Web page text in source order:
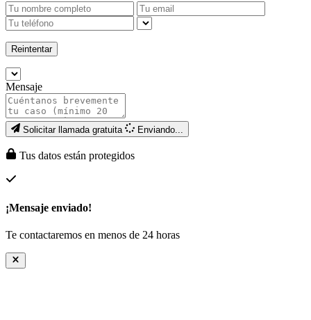
Reintentar
Mensaje
Solicitar llamada gratuita Enviando...
Tus datos están protegidos
¡Mensaje enviado!
Te contactaremos en menos de 24 horas